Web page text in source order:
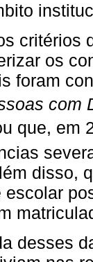
critérios
os
foram
com
que, em
disso,
escolar
desses